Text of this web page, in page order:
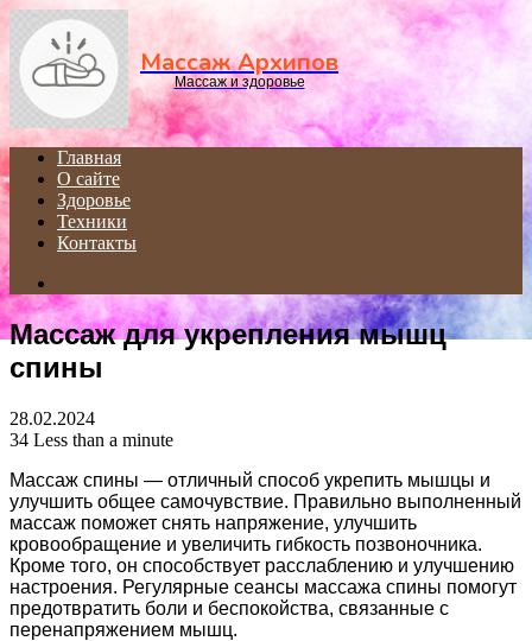
Массаж Архипов
Массаж и здоровье
Главная
О сайте
Здоровье
Техники
Контакты
for
Массаж для укрепления мышц
спины
28.02.2024
34 Less than a minute
Массаж спины — отличный способ укрепить мышцы и
улучшить общее самочувствие. Правильно выполненный
массаж поможет снять напряжение, улучшить
кровообращение и увеличить гибкость позвоночника.
Кроме того, он способствует расслаблению и улучшению
настроения. Регулярные сеансы массажа спины помогут
предотвратить боли и беспокойства, связанные с
перенапряжением мышц.